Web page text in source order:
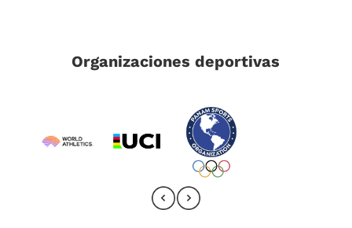
Organizaciones deportivas